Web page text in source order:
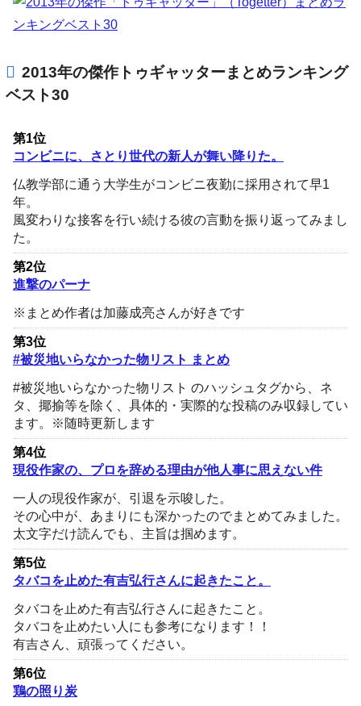
2013年の傑作トゥギャッターまとめランキング
ベスト30
第1位
コンビニに、さとり世代の新人が舞い降りた。
仏教学部に通う大学生がコンビニ夜勤に採用されて早1
年。
風変わりな接客を行い続ける彼の言動を振り返ってみまし
た。
第2位
進撃のパーナ
※まとめ作者は加藤成亮さんが好きです
第3位
#被災地いらなかった物リスト まとめ
#被災地いらなかった物リスト のハッシュタグから、ネ
タ、揶揄等を除く、具体的・実際的な投稿のみ収録してい
ます。※随時更新します
第4位
現役作家の、プロを辞める理由が他人事に思えない件
一人の現役作家が、引退を示唆した。
その心中が、あまりにも深かったのでまとめてみました。
太文字だけ読んでも、主旨は掴めます。
第5位
タバコを止めた有吉弘行さんに起きたこと。
タバコを止めた有吉弘行さんに起きたこと。
タバコを止めたい人にも参考になります！！
有吉さん、頑張ってください。
第6位
鶏の照り炭